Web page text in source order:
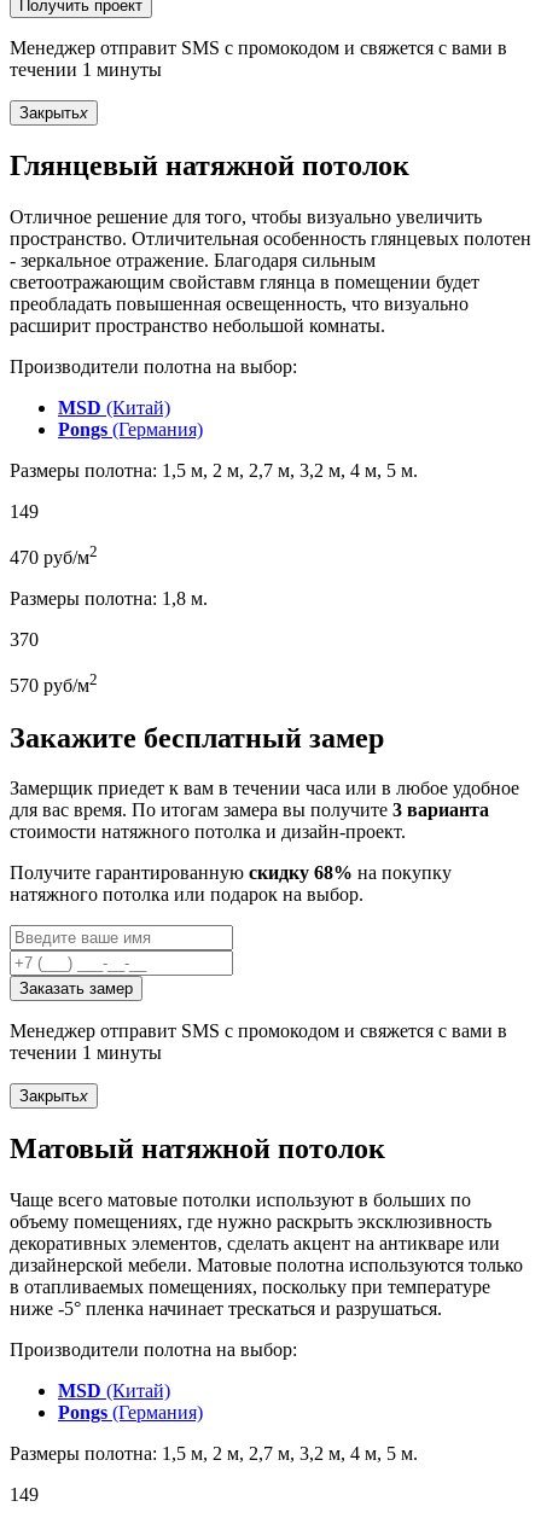
Получить проект
Менеджер отправит SMS с промокодом и свяжется с вами в
течении 1 минуты
Закрытьx
Глянцевый натяжной потолок
Отличное решение для того, чтобы визуально увеличить
пространство. Отличительная особенность глянцевых полотен
- зеркальное отражение. Благодаря сильным
светоотражающим свойставм глянца в помещении будет
преобладать повышенная освещенность, что визуально
расширит пространство небольшой комнаты.
Производители полотна на выбор:
MSD (Китай)
Pongs (Германия)
Размеры полотна: 1,5 м, 2 м, 2,7 м, 3,2 м, 4 м, 5 м.
149
470 руб/м2
Размеры полотна: 1,8 м.
370
570 руб/м2
Закажите бесплатный замер
Замерщик приедет к вам в течении часа или в любое удобное
для вас время. По итогам замера вы получите 3 варианта
стоимости натяжного потолка и дизайн-проект.
Получите гарантированную скидку 68% на покупку
натяжного потолка или подарок на выбор.
Заказать замер
Менеджер отправит SMS с промокодом и свяжется с вами в
течении 1 минуты
Закрытьx
Матовый натяжной потолок
Чаще всего матовые потолки используют в больших по
объему помещениях, где нужно раскрыть эксклюзивность
декоративных элементов, сделать акцент на антикваре или
дизайнерской мебели. Матовые полотна используются только
в отапливаемых помещениях, поскольку при температуре
ниже -5° пленка начинает трескаться и разрушаться.
Производители полотна на выбор:
MSD (Китай)
Pongs (Германия)
Размеры полотна: 1,5 м, 2 м, 2,7 м, 3,2 м, 4 м, 5 м.
149